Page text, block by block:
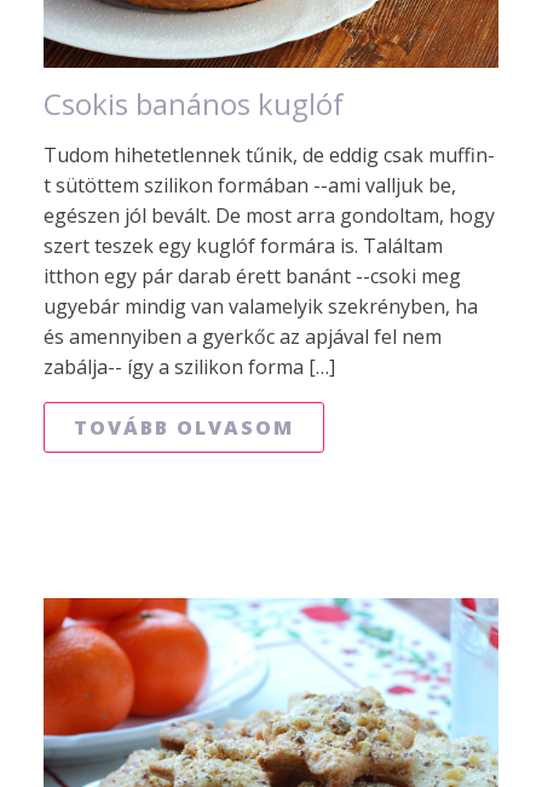
Csokis banános kuglóf
Tudom hihetetlennek tűnik, de eddig csak muffin-
t sütöttem szilikon formában --ami valljuk be,
egészen jól bevált. De most arra gondoltam, hogy
szert teszek egy kuglóf formára is. Találtam
itthon egy pár darab érett banánt --csoki meg
ugyebár mindig van valamelyik szekrényben, ha
és amennyiben a gyerkőc az apjával fel nem
zabálja-- így a szilikon forma […]
TOVÁBB OLVASOM